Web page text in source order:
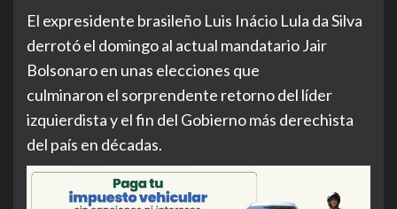
El expresidente brasileño Luis Inácio Lula da Silva
derrotó el domingo al actual mandatario Jair
Bolsonaro en unas elecciones que
culminaron el sorprendente retorno del líder
izquierdista y el fin del Gobierno más derechista
del país en décadas.